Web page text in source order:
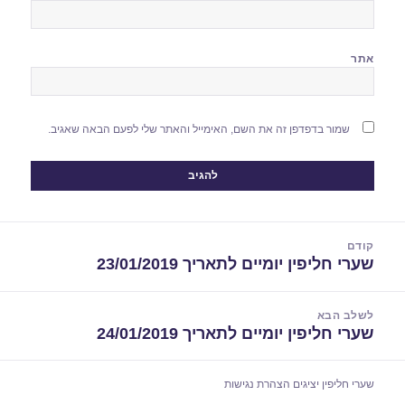
אתר
שמור בדפדפן זה את השם, האימייל והאתר שלי לפעם הבאה שאגיב.
קודם
הפוסט
שערי חליפין יומיים לתאריך 23/01/2019
לשלב הבא
הפוסט
שערי חליפין יומיים לתאריך 24/01/2019
שערי חליפין יציגים הצהרת נגישות